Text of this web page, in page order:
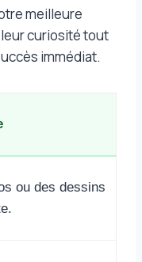
meilleure
curiosité tout
immédiat.
ou des dessins